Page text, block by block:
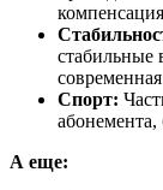
стабильные
Спорт:
А еще: